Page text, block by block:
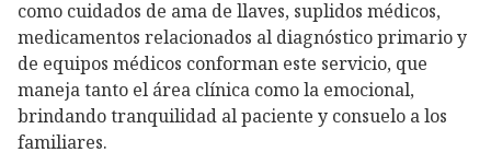
como cuidados de ama de llaves, suplidos médicos,
medicamentos relacionados al diagnóstico primario y
de equipos médicos conforman este servicio, que
maneja tanto el área clínica como la emocional,
brindando tranquilidad al paciente y consuelo a los
familiares.